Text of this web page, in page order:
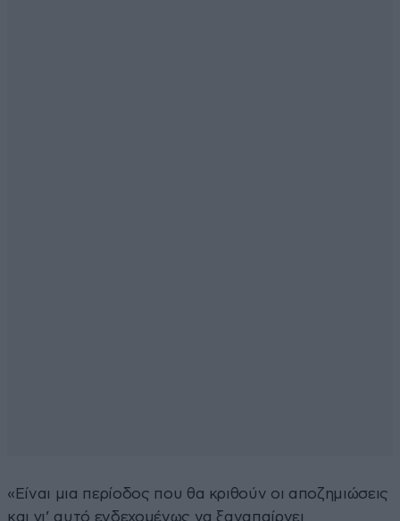
«Είναι μια περίοδος που θα κριθούν οι αποζημιώσεις
και γι’ αυτό ενδεχομένως να ξαναπαίρνει